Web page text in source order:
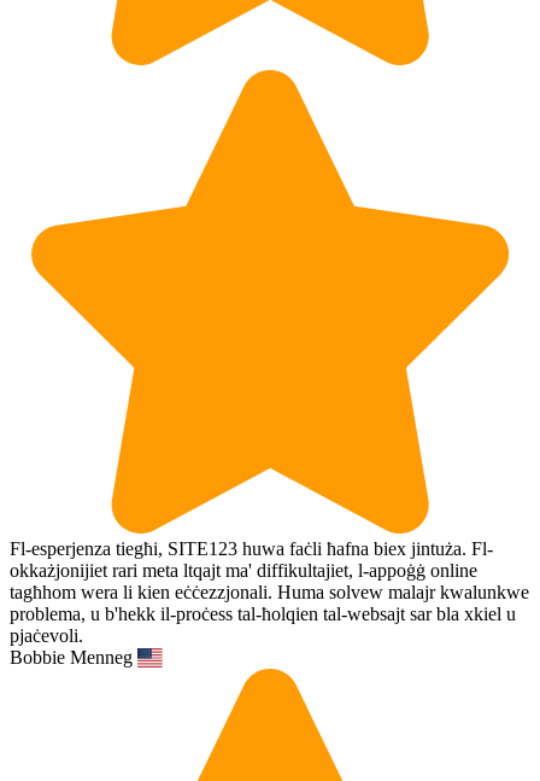
Fl-esperjenza tiegħi, SITE123 huwa faċli ħafna biex jintuża. Fl-
okkażjonijiet rari meta ltqajt ma' diffikultajiet, l-appoġġ online
tagħhom wera li kien eċċezzjonali. Huma solvew malajr kwalunkwe
problema, u b'hekk il-proċess tal-ħolqien tal-websajt sar bla xkiel u
pjaċevoli.
Bobbie Menneg